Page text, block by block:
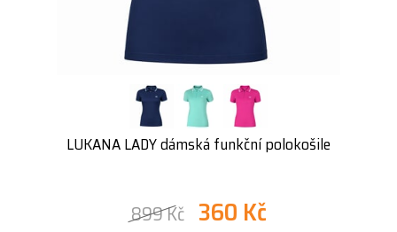
LUKANA LADY dámská funkční polokošile
899 Kč 360 Kč